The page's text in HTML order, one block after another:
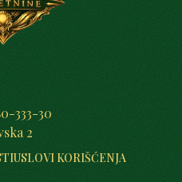
333-30
2
USLOVI KORIŠĆENJA